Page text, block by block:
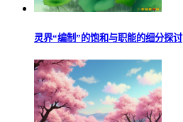
灵界“编制”的饱和与职能的细分探讨